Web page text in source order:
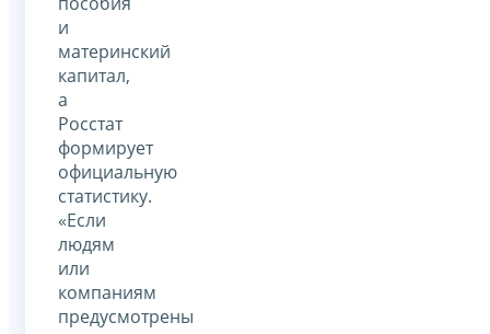
и
материнский
капитал,
а
Росстат
формирует
официальную
статистику.
«Если
людям
или
компаниям
предусмотрены